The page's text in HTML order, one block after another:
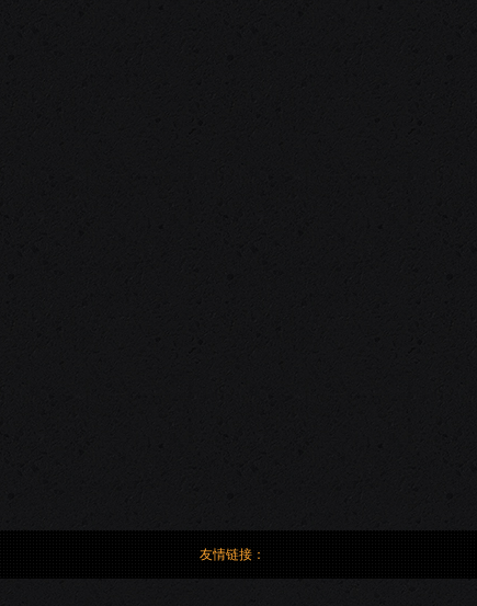
友情链接：